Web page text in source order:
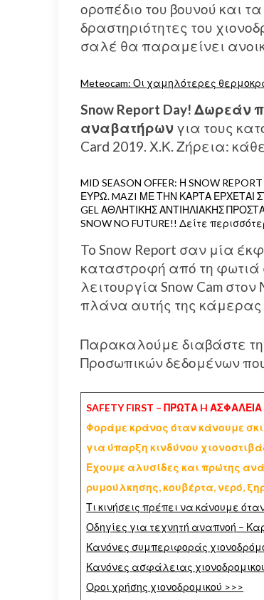
οροπέδιο του βουνού και
δραστηριότητες του
σαλέ θα παραμείνει
Meteocam: Οι χαμηλότερες
Snow Report Day! Δωρεάν
αναβατήρων για τους
Card 2019. Χ.Κ. Ζήρεια:
MID SEASON OFFER: Η SNOW
ΕΥΡΩ. MAZI ΜΕ ΤΗΝ ΚΑΡΤΑ ΕΡΧΕΤΑΙ
GEL ΑΘΛΗΤΙΚΗΣ ΑΝΤΙΗΛΙΑΚΗΣ
SNOW NO FUTURE!! Δείτε
To Snow Report σαν μία
καταστροφή από τη φωτιά
λειτουργία Snow Cam
πλάνα αυτής της κάμερας
Παρακαλούμε διαβάστε
Προσωπικών δεδομένων
SAFETY FIRST – ΠΡΩΤΑ H ΑΣΦΑΛΕΙΑ
Φοράμε κράνος όταν κάνουμε
για ύπαρξη κινδύνου
Εχουμε αλυσίδες και πρώτης
ρυμούλκησης, κουβέρτα, νερό,
Τι κινήσεις πρέπει να κάνουμε
Οδηγίες για τεχνητή αναπνοή –
Κανόνες συμπεριφοράς
Κανόνες ασφάλειας
Οροι χρήσης χιονοδρομικού >>>